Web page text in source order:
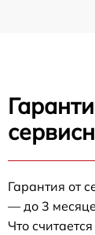
Гарантия от
— до 3
Что